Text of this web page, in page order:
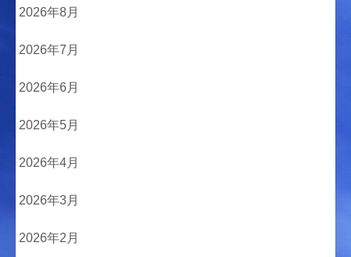
2026年8月
2026年7月
2026年6月
2026年5月
2026年4月
2026年3月
2026年2月